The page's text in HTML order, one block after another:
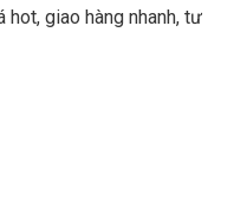
hot, giao hàng nhanh, tư